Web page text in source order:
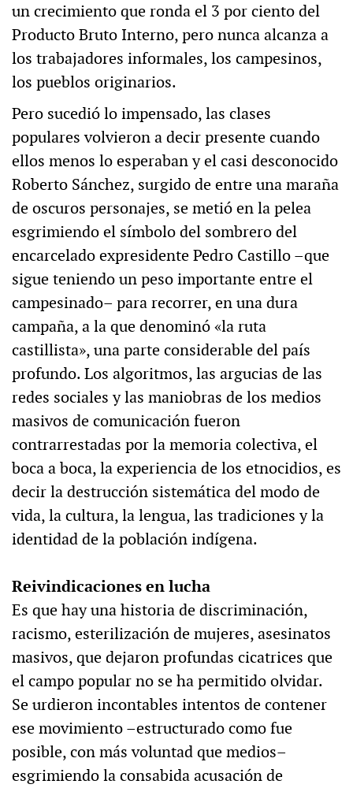
un crecimiento que ronda el 3 por ciento del
Producto Bruto Interno, pero nunca alcanza a
los trabajadores informales, los campesinos,
los pueblos originarios.
Pero sucedió lo impensado, las clases
populares volvieron a decir presente cuando
ellos menos lo esperaban y el casi desconocido
Roberto Sánchez, surgido de entre una maraña
de oscuros personajes, se metió en la pelea
esgrimiendo el símbolo del sombrero del
encarcelado expresidente Pedro Castillo –que
sigue teniendo un peso importante entre el
campesinado– para recorrer, en una dura
campaña, a la que denominó «la ruta
castillista», una parte considerable del país
profundo. Los algoritmos, las argucias de las
redes sociales y las maniobras de los medios
masivos de comunicación fueron
contrarrestadas por la memoria colectiva, el
boca a boca, la experiencia de los etnocidios, es
decir la destrucción sistemática del modo de
vida, la cultura, la lengua, las tradiciones y la
identidad de la población indígena.
Reivindicaciones en lucha
Es que hay una historia de discriminación,
racismo, esterilización de mujeres, asesinatos
masivos, que dejaron profundas cicatrices que
el campo popular no se ha permitido olvidar.
Se urdieron incontables intentos de contener
ese movimiento –estructurado como fue
posible, con más voluntad que medios–
esgrimiendo la consabida acusación de